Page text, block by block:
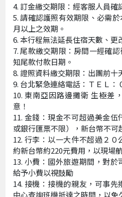
訂金繳交期限：經客服人員確
請確認護照有效期限、必需
月以上之效期。
本行程無法延長住宿天數、更
尾款繳交期限：房間一經確
知尾款付款日期。
證照資料繳交期限：出團前十
台北緊急連絡電話：ＴＥＬ：
東南亞因路邊攤衛 生極差
意！
金錢：現金不可超過美金伍
或銀行匯票不限），新台幣不可
行李：以一大件不超過２０
約新台幣約220元費用，以現場
小費：國外旅遊期間，對於
給予小費以視鼓勵
接機：接機的親友，可事先
中心查詢班機抵達之時間，以免